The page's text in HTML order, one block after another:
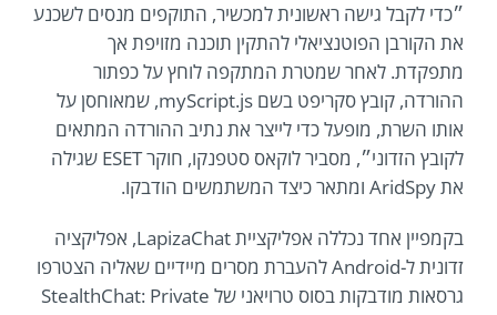
״כדי לקבל גישה ראשונית למכשיר, התוקפים מנסים לשכנע
את הקורבן הפוטנציאלי להתקין תוכנה מזויפת אך
מתפקדת. לאחר שמטרת המתקפה לוחץ על כפתור
ההורדה, קובץ סקריפט בשם myScript.js, שמאוחסן על
אותו השרת, מופעל כדי לייצר את נתיב ההורדה המתאים
לקובץ הזדוני״, מסביר לוקאס סטפנקו, חוקר ESET שגילה
את AridSpy ומתאר כיצד המשתמשים הודבקו.
בקמפיין אחד נכללה אפליקציית LapizaChat, אפליקציה
זדונית ל-Android להעברת מסרים מיידיים שאליה הצטרפו
גרסאות מודבקות בסוס טרויאני של StealthChat: Private